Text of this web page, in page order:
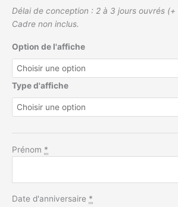
Délai de conception : 2 à 3 jours ouvrés
Cadre non inclus.
Option de l'affiche
Type d'affiche
Prénom *
Date d'anniversaire *